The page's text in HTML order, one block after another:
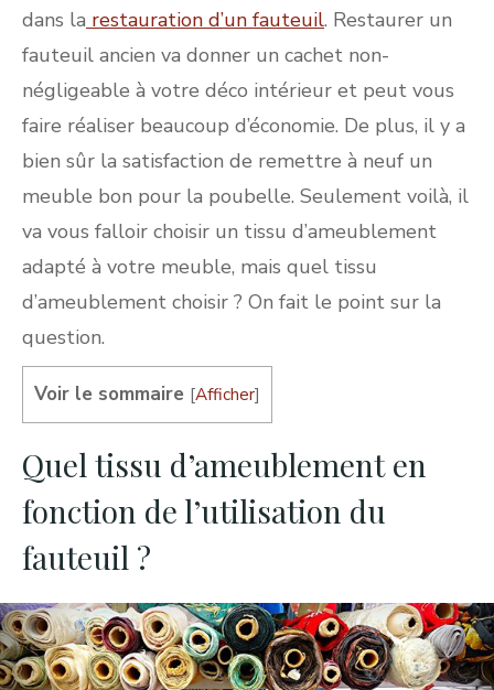
dans la restauration d’un fauteuil. Restaurer un
fauteuil ancien va donner un cachet non-
négligeable à votre déco intérieur et peut vous
faire réaliser beaucoup d’économie. De plus, il y a
bien sûr la satisfaction de remettre à neuf un
meuble bon pour la poubelle. Seulement voilà, il
va vous falloir choisir un tissu d’ameublement
adapté à votre meuble, mais quel tissu
d’ameublement choisir ? On fait le point sur la
question.
Voir le sommaire [Afficher]
Quel tissu d’ameublement en
fonction de l’utilisation du
fauteuil ?